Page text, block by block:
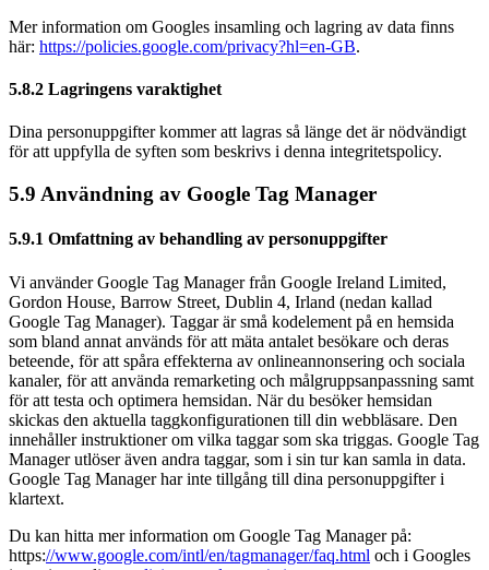
Mer information om Googles insamling och lagring av data finns
här: https://policies.google.com/privacy?hl=en-GB.
5.8.2 Lagringens varaktighet
Dina personuppgifter kommer att lagras så länge det är nödvändigt
för att uppfylla de syften som beskrivs i denna integritetspolicy.
5.9 Användning av Google Tag Manager
5.9.1 Omfattning av behandling av personuppgifter
Vi använder Google Tag Manager från Google Ireland Limited,
Gordon House, Barrow Street, Dublin 4, Irland (nedan kallad
Google Tag Manager). Taggar är små kodelement på en hemsida
som bland annat används för att mäta antalet besökare och deras
beteende, för att spåra effekterna av onlineannonsering och sociala
kanaler, för att använda remarketing och målgruppsanpassning samt
för att testa och optimera hemsidan. När du besöker hemsidan
skickas den aktuella taggkonfigurationen till din webbläsare. Den
innehåller instruktioner om vilka taggar som ska triggas. Google Tag
Manager utlöser även andra taggar, som i sin tur kan samla in data.
Google Tag Manager har inte tillgång till dina personuppgifter i
klartext.
Du kan hitta mer information om Google Tag Manager på:
https://www.google.com/intl/en/tagmanager/faq.html och i Googles